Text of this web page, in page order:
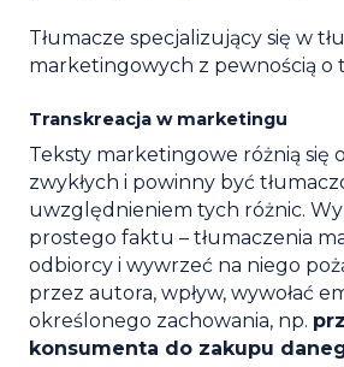
Tłumacze specjalizujący się w
marketingowych z pewnością o
Transkreacja w marketingu
Teksty marketingowe różnią się
zwykłych i powinny być
uwzględnieniem tych różnic.
prostego faktu – tłumaczenia
odbiorcy i wywrzeć na niego
przez autora, wpływ, wywołać
określonego zachowania, np.
konsumenta do zakupu